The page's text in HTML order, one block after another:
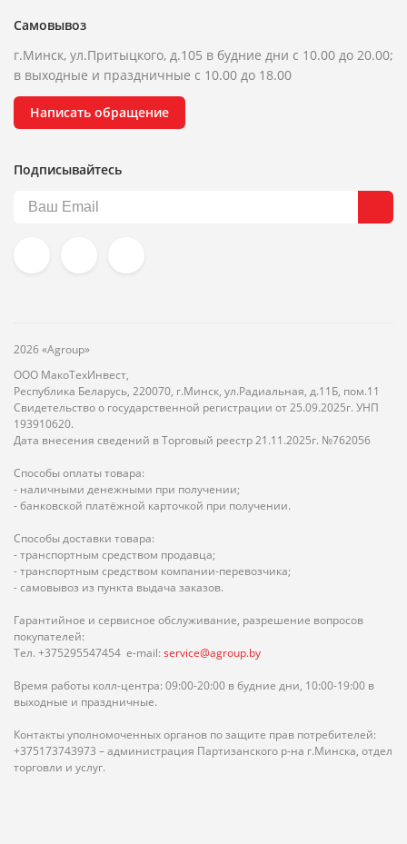
Самовывоз
г.Минск, ул.Притыцкого, д.105 в будние дни с 10.00 до 20.00;
в выходные и праздничные с 10.00 до 18.00
Написать обращение
Подписывайтесь
2026 «Agroup»
ООО МакоТехИнвест,
Республика Беларусь, 220070, г.Минск, ул.Радиальная, д.11Б, пом.11
Свидетельство о государственной регистрации от 25.09.2025г. УНП
193910620.
Дата внесения сведений в Торговый реестр 21.11.2025г. №762056
Способы оплаты товара:
- наличными денежными при получении;
- банковской платёжной карточкой при получении.
Способы доставки товара:
- транспортным средством продавца;
- транспортным средством компании-перевозчика;
- самовывоз из пункта выдача заказов.
Гарантийное и сервисное обслуживание, разрешение вопросов
покупателей:
Тел. +375295547454 e-mail: service@agroup.by
Время работы колл-центра: 09:00-20:00 в будние дни, 10:00-19:00 в
выходные и праздничные.
Контакты уполномоченных органов по защите прав потребителей:
+375173743973 – администрация Партизанского р-на г.Минска, отдел
торговли и услуг.